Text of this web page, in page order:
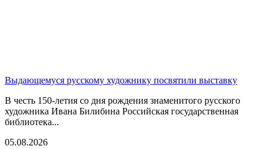
Выдающемуся русскому художнику посвятили выставку
В честь 150-летия со дня рождения знаменитого русского
художника Ивана Билибина Российская государственная
библиотека...
05.08.2026